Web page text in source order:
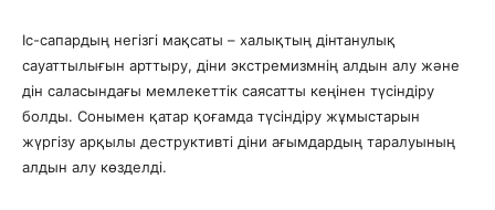
Іс-сапардың негізгі мақсаты – халықтың дінтанулық
сауаттылығын арттыру, діни экстремизмнің алдын алу және
дін саласындағы мемлекеттік саясатты кеңінен түсіндіру
болды. Сонымен қатар қоғамда түсіндіру жұмыстарын
жүргізу арқылы деструктивті діни ағымдардың таралуының
алдын алу көзделді.